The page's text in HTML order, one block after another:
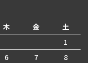
木 金
土
1
6 7
8